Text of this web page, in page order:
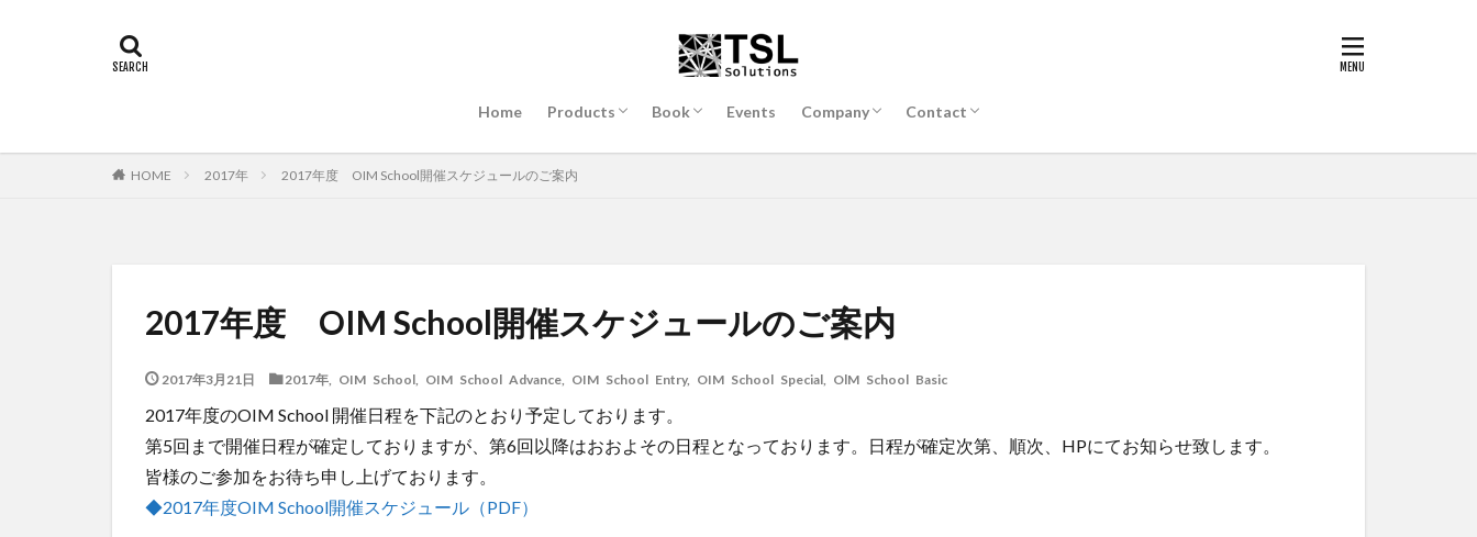
Home Products
取扱製品一覧
In-Situ 実験装置
透過 EBSD 用試料ホルダー
CrossCourt 弾性歪解析ソフト
ASTAR TEM用結晶方位解析装置
TEM用 液中試料作成装置 (Naiad/vitro TEM
Book
EBSD読本
EBSD読本購入申し込み
Events Company
会社案内
採用情報
Contact
問い合わせ
登録・登録内容変更
HOME 2017年 2017年度 OIM School開催スケジュールのご案内
2017年度 OIM School開催スケジュールのご案内
2017年3月21日 2017年 OIM School OIM School Advance OIM School Entry, OIM School Special OlM School Basic
2017年度のOIM School 開催日程を下記のとおり予定しております。
第5回まで開催日程が確定しておりますが、第6回以降はおおよその日程となっております。日程が確定次第、順次、HPにてお知らせ致します。
皆様のご参加をお待ち申し上げております。
◆2017年度OIM School開催スケジュール（PDF）